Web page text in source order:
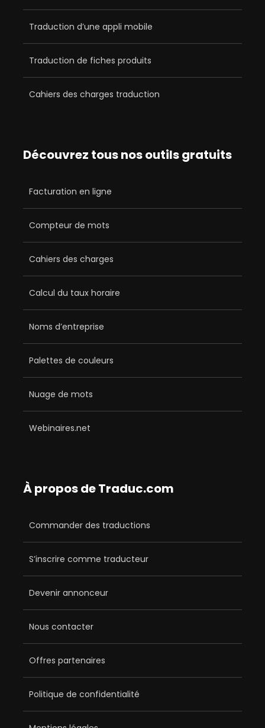
Traduction d’une appli mobile
Traduction de fiches produits
Cahiers des charges traduction
Découvrez tous nos outils gratuits
Facturation en ligne
Compteur de mots
Cahiers des charges
Calcul du taux horaire
Noms d’entreprise
Palettes de couleurs
Nuage de mots
Webinaires.net
À propos de Traduc.com
Commander des traductions
S’inscrire comme traducteur
Devenir annonceur
Nous contacter
Offres partenaires
Politique de confidentialité